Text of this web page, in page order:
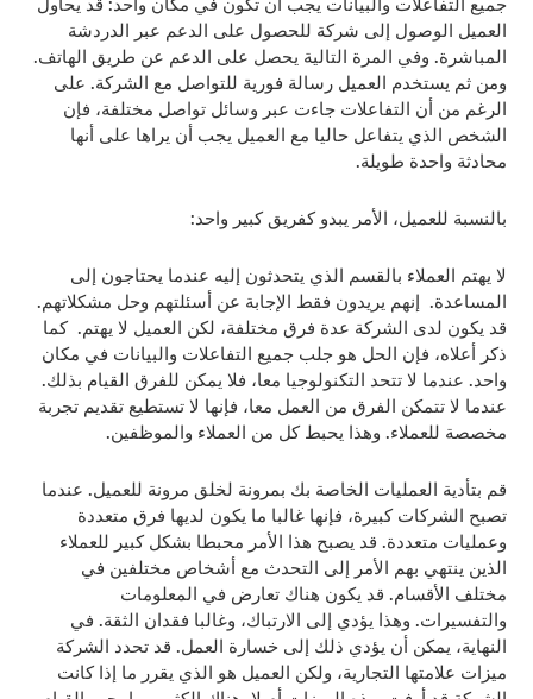
جميع التفاعلات والبيانات يجب أن تكون في مكان واحد: قد يحاول
العميل الوصول إلى شركة للحصول على الدعم عبر الدردشة
المباشرة. وفي المرة التالية يحصل على الدعم عن طريق الهاتف.
ومن ثم يستخدم العميل رسالة فورية للتواصل مع الشركة. على
الرغم من أن التفاعلات جاءت عبر وسائل تواصل مختلفة، فإن
الشخص الذي يتفاعل حاليا مع العميل يجب أن يراها على أنها
محادثة واحدة طويلة.
بالنسبة للعميل، الأمر يبدو كفريق كبير واحد:
لا يهتم العملاء بالقسم الذي يتحدثون إليه عندما يحتاجون إلى
المساعدة. إنهم يريدون فقط الإجابة عن أسئلتهم وحل مشكلاتهم.
قد يكون لدى الشركة عدة فرق مختلفة، لكن العميل لا يهتم. كما
ذكر أعلاه، فإن الحل هو جلب جميع التفاعلات والبيانات في مكان
واحد. عندما لا تتحد التكنولوجيا معا، فلا يمكن للفرق القيام بذلك.
عندما لا تتمكن الفرق من العمل معا، فإنها لا تستطيع تقديم تجربة
مخصصة للعملاء. وهذا يحبط كل من العملاء والموظفين.
قم بتأدية العمليات الخاصة بك بمرونة لخلق مرونة للعميل. عندما
تصبح الشركات كبيرة، فإنها غالبا ما يكون لديها فرق متعددة
وعمليات متعددة. قد يصبح هذا الأمر محبطا بشكل كبير للعملاء
الذين ينتهي بهم الأمر إلى التحدث مع أشخاص مختلفين في
مختلف الأقسام. قد يكون هناك تعارض في المعلومات
والتفسيرات. وهذا يؤدي إلى الارتباك، وغالبا فقدان الثقة. في
النهاية، يمكن أن يؤدي ذلك إلى خسارة العمل. قد تحدد الشركة
ميزات علامتها التجارية، ولكن العميل هو الذي يقرر ما إذا كانت